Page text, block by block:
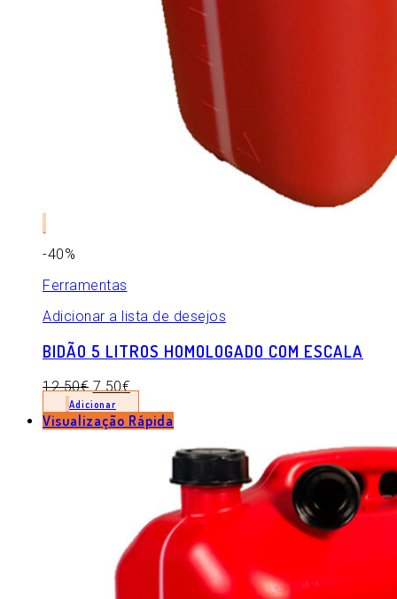
-40%
Ferramentas
Adicionar a lista de desejos
BIDÃO 5 LITROS HOMOLOGADO COM ESCALA
12.50€ 7.50€
Adicionar
Visualização Rápida